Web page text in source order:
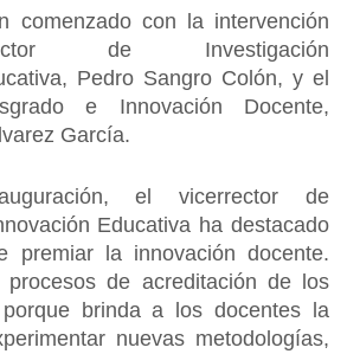
comenzado con la intervención
de Investigación
Pedro Sangro Colón, y el
e Innovación Docente,
García.
el vicerrector de
Educativa ha destacado
premiar la innovación docente.
de acreditación de los
brinda a los docentes la
nuevas metodologías,